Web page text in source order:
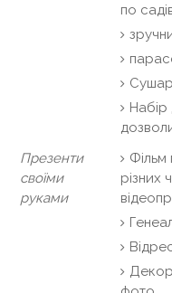
по
Набір
Презенти
своїми
руками
Фільм
різних